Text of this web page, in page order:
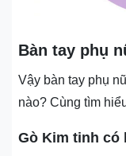
Bàn tay phụ
Vậy bàn tay phụ
nào? Cùng tìm
Gò Kim tinh có